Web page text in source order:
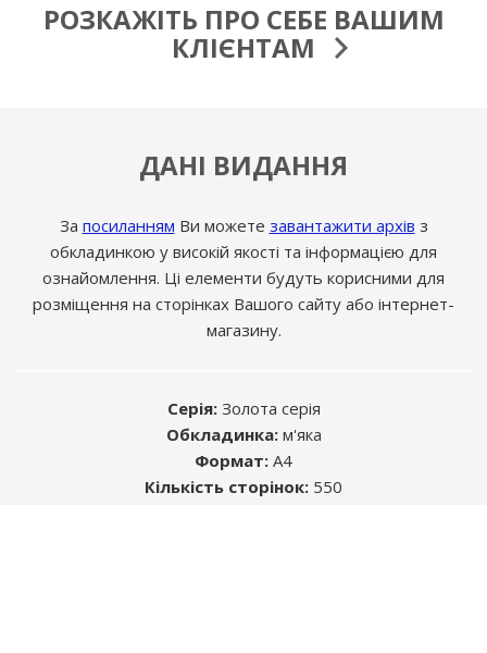
РОЗКАЖІТЬ ПРО СЕБЕ ВАШИМ
КЛІЄНТАМ
ДАНІ ВИДАННЯ
За посиланням Ви можете завантажити архів з
обкладинкою у високій якості та інформацією для
ознайомлення. Ці елементи будуть корисними для
розміщення на сторінках Вашого сайту або інтернет-
магазину.
Серія:Золота серія
Обкладинка:м'яка
Формат: A4
Кількість сторінок: 550